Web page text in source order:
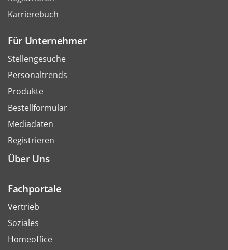
Karrierebuch
Für Unternehmer
Stellengesuche
Personaltrends
Produkte
Bestellformular
Mediadaten
Registrieren
Über Uns
Fachportale
Vertrieb
Soziales
Homeoffice